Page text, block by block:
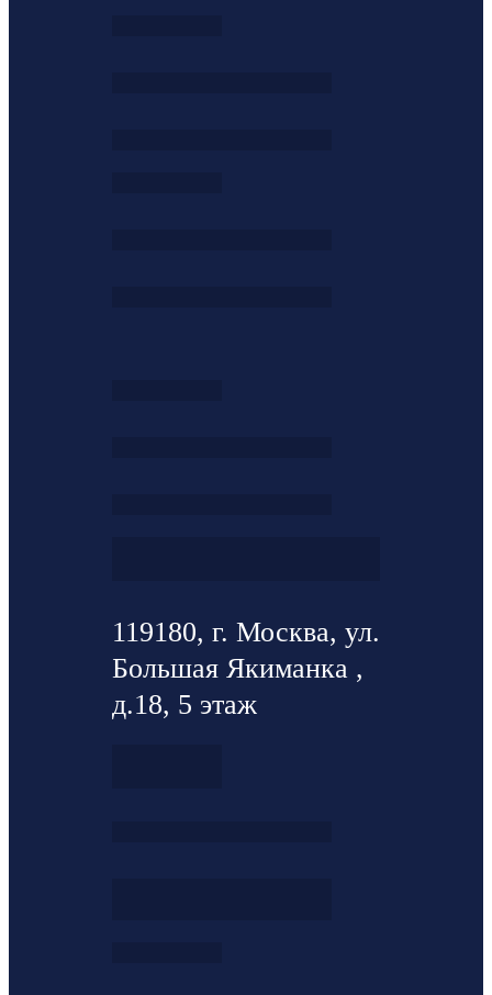
119180, г. Москва, ул.
Большая Якиманка ,
д.18, 5 этаж